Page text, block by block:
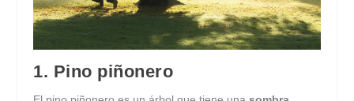
1. Pino piñonero